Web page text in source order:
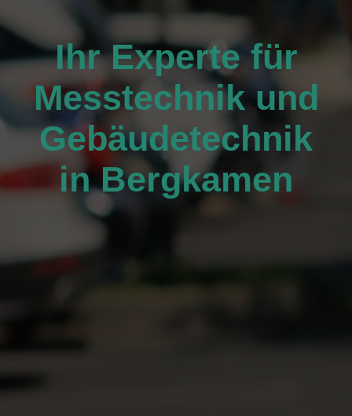
Ihr Experte für
Messtechnik und
Gebäudetechnik
in Bergkamen